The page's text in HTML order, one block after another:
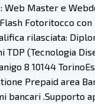
Web Master e
Fotoritocco
rilasciata:
(Tecnologia
8 10144
Prepaid area
bancari .Supporto